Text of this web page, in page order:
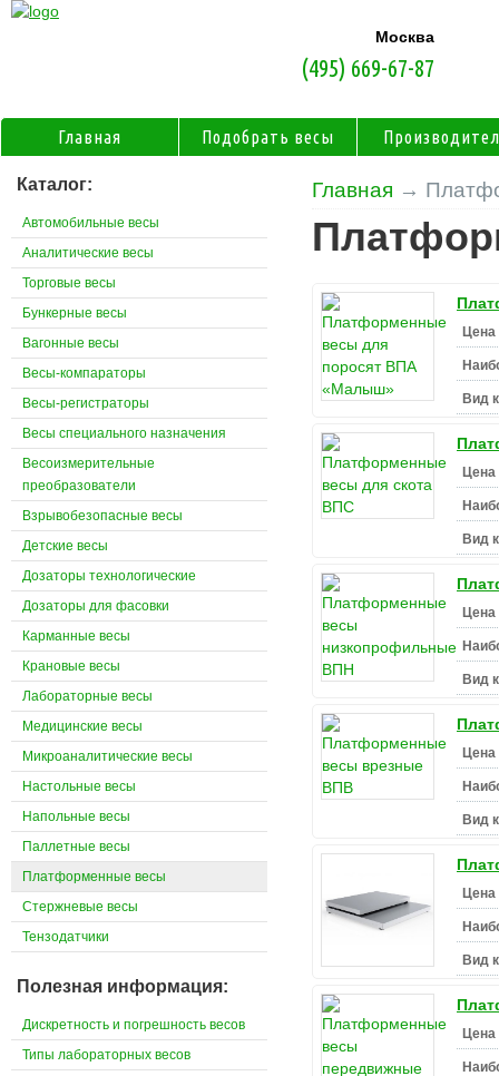
Главная →
Цена
Вид
Цена
Вид
Цена
Вид
Цена
Вид
Цена
Вид
Цена
Каталог:
Автомобильные весы
Аналитические весы
Торговые весы
Бункерные весы
Вагонные весы
Весы-компараторы
Весы-регистраторы
Весы специального назначения
Весоизмерительные
преобразователи
Взрывобезопасные весы
Детские весы
Дозаторы технологические
Дозаторы для фасовки
Карманные весы
Крановые весы
Лабораторные весы
Медицинские весы
Микроаналитические весы
Настольные весы
Напольные весы
Паллетные весы
Платформенные весы
Стержневые весы
Тензодатчики
Полезная информация:
Дискретность и погрешность весов
Типы лабораторных весов
Москва
(495) 669-67-87
Главная Подобрать весы